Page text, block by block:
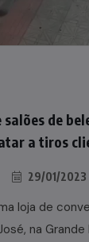
de
a tiros
29/01/2023
loja de
na